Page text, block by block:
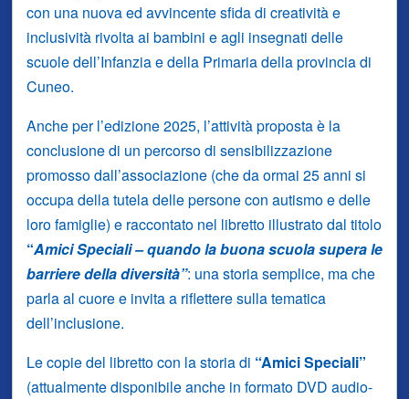
con una nuova ed avvincente sfida di creatività e
inclusività rivolta ai bambini e agli insegnati delle
scuole dell’Infanzia e della Primaria della provincia di
Cuneo.
Anche per l’edizione 2025, l’attività proposta è la
conclusione di un percorso di sensibilizzazione
promosso dall’associazione (che da ormai 25 anni si
occupa della tutela delle persone con autismo e delle
loro famiglie) e raccontato nel libretto illustrato dal titolo
“Amici Speciali – quando la buona scuola supera le
barriere della diversità”: una storia semplice, ma che
parla al cuore e invita a riflettere sulla tematica
dell’inclusione.
Le copie del libretto con la storia di “Amici Speciali”
(attualmente disponibile anche in formato DVD audio-